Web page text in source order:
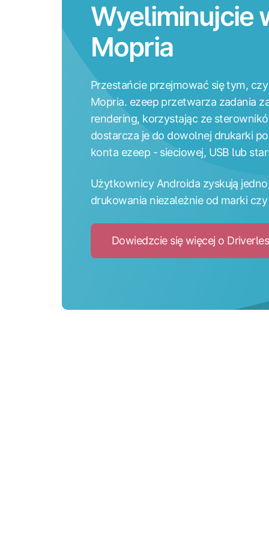
Wyeliminujcie
Mopria
Przestańcie przejmować się tym,
Mopria. ezeep przetwarza zadania
rendering, korzystając ze
dostarcza je do dowolnej drukarki
konta ezeep - sieciowej, USB lub
Użytkownicy Androida zyskują
drukowania niezależnie od marki
Dowiedzcie się więcej o